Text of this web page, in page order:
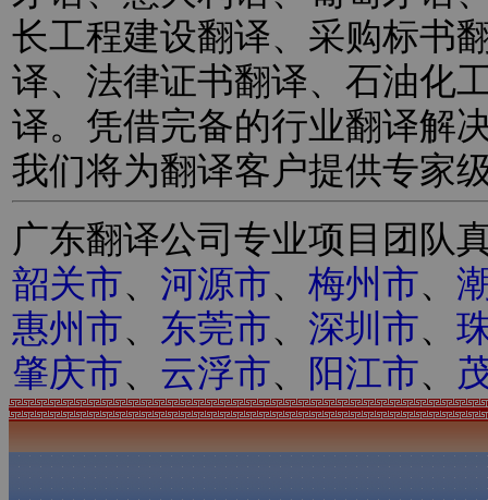
长工程建设翻译、采购标书
译、法律证书翻译、石油化
译。凭借完备的行业翻译解
我们将为翻译客户提供专家
广东翻译公司专业项目团队
韶关市、 河源市、 梅州市、
惠州市、 东莞市、 深圳市、
肇庆市、 云浮市、 阳江市、